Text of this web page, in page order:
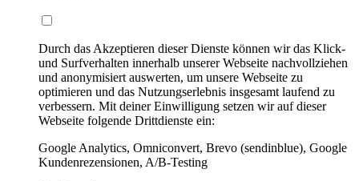
Durch das Akzeptieren dieser Dienste können wir das Klick-
und Surfverhalten innerhalb unserer Webseite nachvollziehen
und anonymisiert auswerten, um unsere Webseite zu
optimieren und das Nutzungserlebnis insgesamt laufend zu
verbessern. Mit deiner Einwilligung setzen wir auf dieser
Webseite folgende Drittdienste ein:
Google Analytics, Omniconvert, Brevo (sendinblue), Google
Kundenrezensionen, A/B-Testing